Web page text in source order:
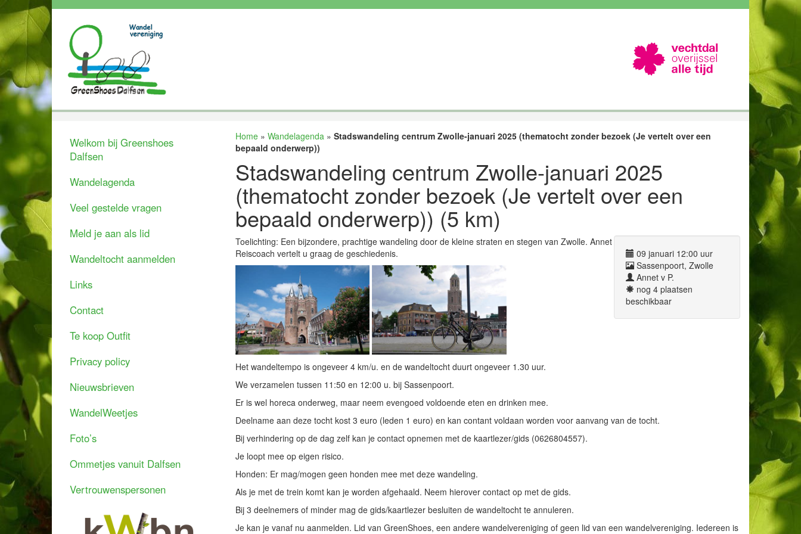
Welkom bij Greenshoes
Dalfsen
Wandelagenda
Veel gestelde vragen
Meld je aan als lid
Wandeltocht aanmelden
Links
Contact
Te koop Outfit
Privacy policy
Nieuwsbrieven
WandelWeetjes
Foto’s
Ommetjes vanuit Dalfsen
Vertrouwenspersonen
Home» Wandelagenda» Stadswandeling centrum Zwolle-januari 2025 (thematocht zonder bezoek (Je vertelt over een
bepaald onderwerp))
Stadswandeling centrum Zwolle-januari 2025
(thematocht zonder bezoek (Je vertelt over een
bepaald onderwerp)) (5 km)
09 januari 12:00 uur
Sassenpoort, Zwolle
Annet v P.
nog 4 plaatsen
beschikbaar
Toelichting: Een bijzondere, prachtige wandeling door de kleine straten en stegen van Zwolle. Annet
Reiscoach vertelt u graag de geschiedenis.
Het wandeltempo is ongeveer 4 km/u. en de wandeltocht duurt ongeveer 1.30 uur.
We verzamelen tussen 11:50 en 12:00 u. bij Sassenpoort.
Er is wel horeca onderweg, maar neem evengoed voldoende eten en drinken mee.
Deelname aan deze tocht kost 3 euro (leden 1 euro) en kan contant voldaan worden voor aanvang van de tocht.
Bij verhindering op de dag zelf kan je contact opnemen met de kaartlezer/gids (0626804557).
Je loopt mee op eigen risico.
Honden: Er mag/mogen geen honden mee met deze wandeling.
Als je met de trein komt kan je worden afgehaald. Neem hierover contact op met de gids.
Bij 3 deelnemers of minder mag de gids/kaartlezer besluiten de wandeltocht te annuleren.
Je kan je vanaf nu aanmelden. Lid van GreenShoes, een andere wandelvereniging of geen lid van een wandelvereniging. Iedereen is